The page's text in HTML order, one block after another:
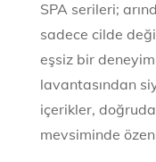
SPA serileri;
sadece cilde
eşsiz bir deneyim
lavantasından
içerikler,
mevsiminde